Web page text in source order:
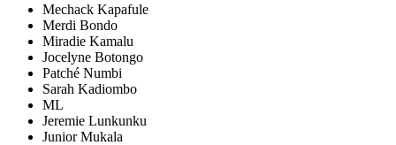
Mechack Kapafule
Merdi Bondo
Miradie Kamalu
Jocelyne Botongo
Patché Numbi
Sarah Kadiombo
ML
Jeremie Lunkunku
Junior Mukala